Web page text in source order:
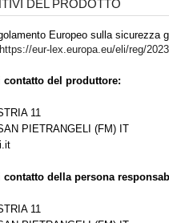
DEL PRODOTTO
Europeo sulla sicurezza
https://eur-lex.europa.eu/eli/reg/
contatto del produttore:
11
PIETRANGELI (FM) IT
contatto della persona
11